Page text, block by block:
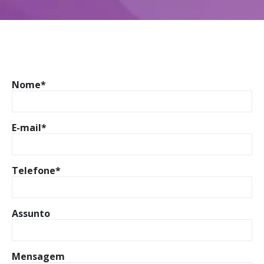
Nome*
E-mail*
Telefone*
Assunto
Mensagem